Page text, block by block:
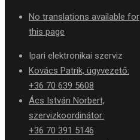
No translations available for
this page
Ipari elektronikai szerviz
Kovács Patrik, ügyvezető:
+36 70 639 5608
Ács István Norbert,
szervizkoordinátor:
+36 70 391 5146